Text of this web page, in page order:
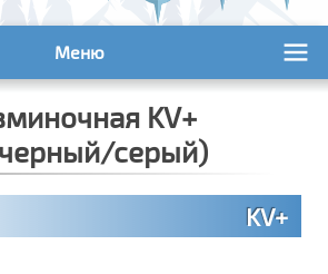
Меню
KV+
серый)
KV+